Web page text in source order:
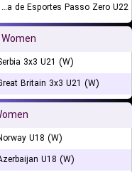
Escolinha de Esportes Passo Zero U22
3x3 U21 (W)
Britain 3x3 U21 (W)
U18 (W)
U18 (W)